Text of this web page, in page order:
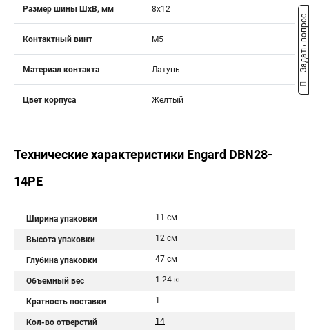
Размер шины ШхВ, мм 8x12
Контактный винт M5
Материал контакта Латунь
Цвет корпуса Желтый
Технические характеристики Engard DBN28-
14PE
Ширина упаковки 11 см
Высота упаковки 12 см
Глубина упаковки 47 см
Объемный вес 1.24 кг
Кратность поставки 1
Кол-во отверстий 14
Задать вопрос